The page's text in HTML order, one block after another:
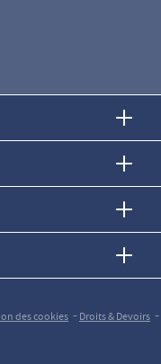
des cookies -Droits & Devoirs -